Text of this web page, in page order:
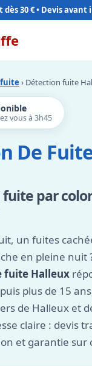
30 €
› Détection fuite
vous à 3h45
De
fuite par
un fuites
en pleine nuit
fuite Halleux
plus de 15
de Halleux et
claire : devis
et garantie sur